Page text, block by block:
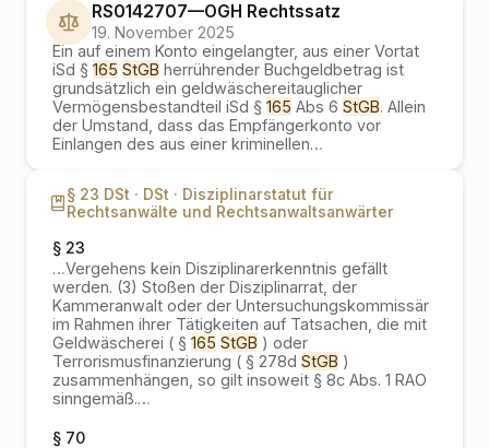
RS0142707—OGH Rechtssatz
19. November 2025
Ein auf einem Konto eingelangter, aus einer Vortat
iSd § 165 StGB herrührender Buchgeldbetrag ist
grundsätzlich ein geldwäschereitauglicher
Vermögensbestandteil iSd § 165 Abs 6 StGB. Allein
der Umstand, dass das Empfängerkonto vor
Einlangen des aus einer kriminellen…
§ 23 DSt · DSt · Disziplinarstatut für
Rechtsanwälte und Rechtsanwaltsanwärter
§ 23
…Vergehens kein Disziplinarerkenntnis gefällt
werden. (3) Stoßen der Disziplinarrat, der
Kammeranwalt oder der Untersuchungskommissär
im Rahmen ihrer Tätigkeiten auf Tatsachen, die mit
Geldwäscherei ( § 165 StGB ) oder
Terrorismusfinanzierung ( § 278d StGB )
zusammenhängen, so gilt insoweit § 8c Abs. 1 RAO
sinngemäß.…
§ 70